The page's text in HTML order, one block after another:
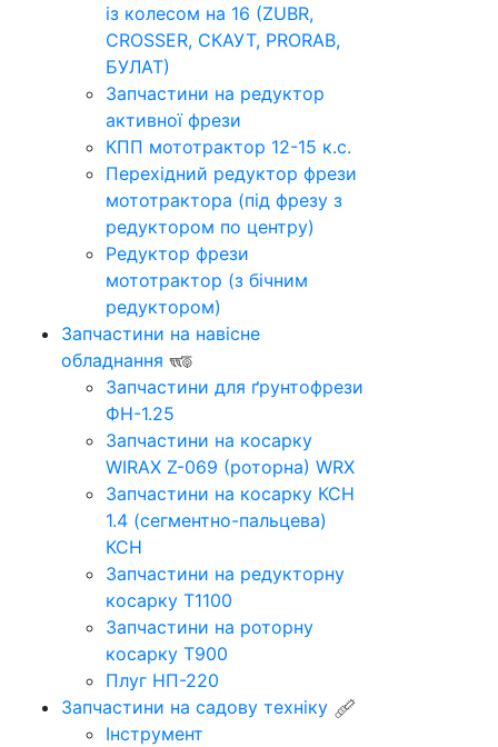
із колесом на 16 (ZUBR,
CROSSER, СКАУТ, PRORAB,
БУЛАТ)
Запчастини на редуктор
активної фрези
КПП мототрактор 12-15 к.с.
Перехідний редуктор фрези
мототрактора (під фрезу з
редуктором по центру)
Редуктор фрези
мототрактор (з бічним
редуктором)
Запчастини на навісне
обладнання
Запчастини для ґрунтофрези
ФН-1.25
Запчастини на косарку
WIRAX Z-069 (роторна) WRX
Запчастини на косарку КСН
1.4 (сегментно-пальцева)
КСН
Запчастини на редукторну
косарку Т1100
Запчастини на роторну
косарку Т900
Плуг НП-220
Запчастини на садову техніку
Інструмент